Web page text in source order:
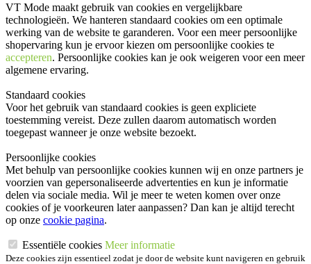
VT Mode maakt gebruik van cookies en vergelijkbare
technologieën. We hanteren standaard cookies om een optimale
werking van de website te garanderen. Voor een meer persoonlijke
shopervaring kun je ervoor kiezen om persoonlijke cookies te
accepteren. Persoonlijke cookies kan je ook weigeren voor een meer
algemene ervaring.
Standaard cookies
Voor het gebruik van standaard cookies is geen expliciete
toestemming vereist. Deze zullen daarom automatisch worden
toegepast wanneer je onze website bezoekt.
Persoonlijke cookies
Met behulp van persoonlijke cookies kunnen wij en onze partners je
voorzien van gepersonaliseerde advertenties en kun je informatie
delen via sociale media. Wil je meer te weten komen over onze
cookies of je voorkeuren later aanpassen? Dan kan je altijd terecht
op onze cookie pagina.
Essentiële cookies Meer informatie
Deze cookies zijn essentieel zodat je door de website kunt navigeren en gebruik